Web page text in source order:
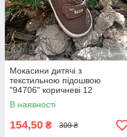
Мокасини дитячі з
текстильною підошвою
"94706" коричневі 12
В наявності
154,50 ₴ 309 ₴